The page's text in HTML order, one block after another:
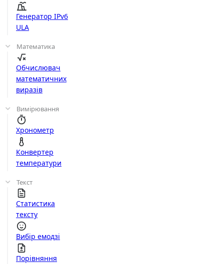
Генератор IPv6
ULA
Математика
Обчислювач
математичних
виразів
Вимірювання
Хронометр
Конвертер
температури
Текст
Статистика
тексту
Вибір емодзі
Порівняння